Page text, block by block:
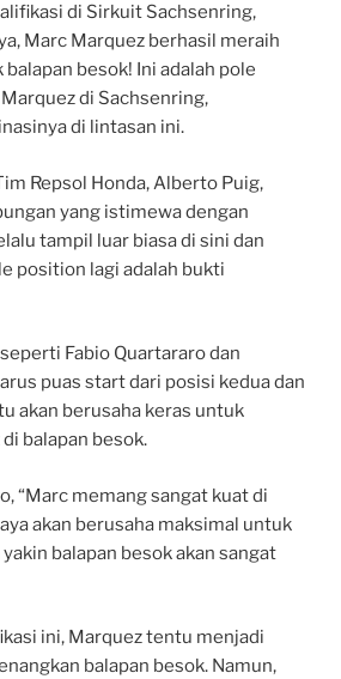
di Sirkuit Sachsenring,
Marc Marquez berhasil meraih
besok! Ini adalah pole
di Sachsenring,
di lintasan ini.
Repsol Honda, Alberto Puig,
yang istimewa dengan
tampil luar biasa di sini dan
position lagi adalah bukti
Fabio Quartararo dan
puas start dari posisi kedua dan
akan berusaha keras untuk
balapan besok.
“Marc memang sangat kuat di
akan berusaha maksimal untuk
balapan besok akan sangat
ini, Marquez tentu menjadi
balapan besok. Namun,